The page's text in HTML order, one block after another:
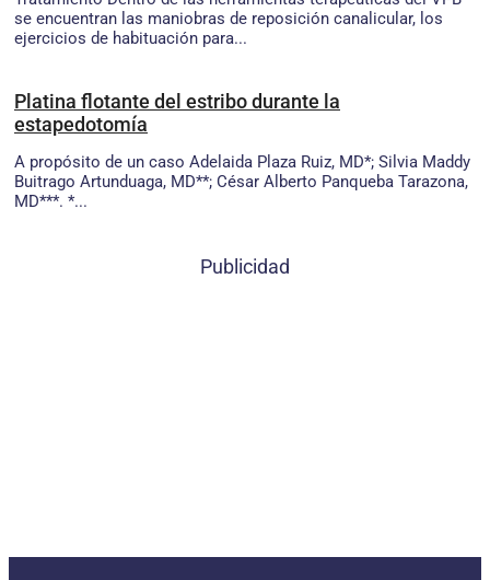
se encuentran las maniobras de reposición canalicular, los
ejercicios de habituación para...
Platina flotante del estribo durante la
estapedotomía
A propósito de un caso Adelaida Plaza Ruiz, MD*; Silvia Maddy
Buitrago Artunduaga, MD**; César Alberto Panqueba Tarazona,
MD***. *...
Publicidad